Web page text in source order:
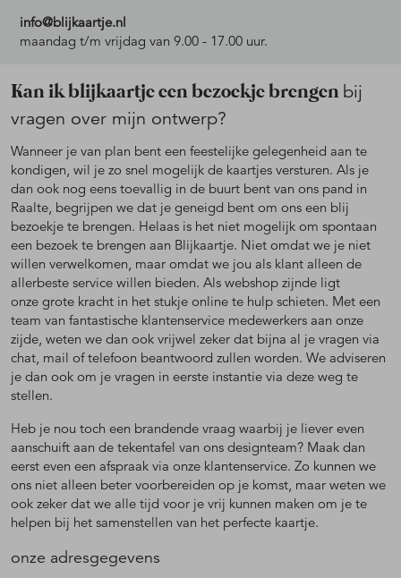
info@blijkaartje.nl
maandag t/m vrijdag van 9.00 - 17.00 uur.
Kan ik blijkaartje een bezoekje brengen bij
vragen over mijn ontwerp?
Wanneer je van plan bent een feestelijke gelegenheid aan te
kondigen, wil je zo snel mogelijk de kaartjes versturen. Als je
dan ook nog eens toevallig in de buurt bent van ons pand in
Raalte, begrijpen we dat je geneigd bent om ons een blij
bezoekje te brengen. Helaas is het niet mogelijk om spontaan
een bezoek te brengen aan Blijkaartje. Niet omdat we je niet
willen verwelkomen, maar omdat we jou als klant alleen de
allerbeste service willen bieden. Als webshop zijnde ligt
onze grote kracht in het stukje online te hulp schieten. Met een
team van fantastische klantenservice medewerkers aan onze
zijde, weten we dan ook vrijwel zeker dat bijna al je vragen via
chat, mail of telefoon beantwoord zullen worden. We adviseren
je dan ook om je vragen in eerste instantie via deze weg te
stellen.
Heb je nou toch een brandende vraag waarbij je liever even
aanschuift aan de tekentafel van ons designteam? Maak dan
eerst even een afspraak via onze klantenservice. Zo kunnen we
ons niet alleen beter voorbereiden op je komst, maar weten we
ook zeker dat we alle tijd voor je vrij kunnen maken om je te
helpen bij het samenstellen van het perfecte kaartje.
onze adresgegevens